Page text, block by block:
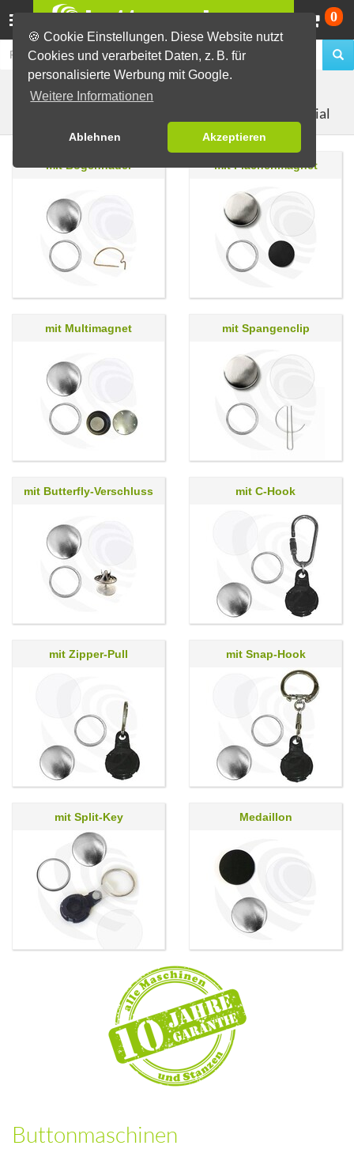
🍪 Cookie Einstellungen. Diese Website nutzt
Cookies und verarbeitet Daten, z. B. für
personalisierte Werbung mit Google.
Weitere Informationen
Ablehnen Akzeptieren
0
Buttons selber machen
Material zur Buttonherstellung
25mm Rohmaterial
mit Bogennadel mit Flächenmagnet
mit Multimagnet mit Spangenclip
mit Butterfly-Verschluss mit C-Hook
mit Zipper-Pull mit Snap-Hook
mit Split-Key Medaillon
Buttonmaschinen